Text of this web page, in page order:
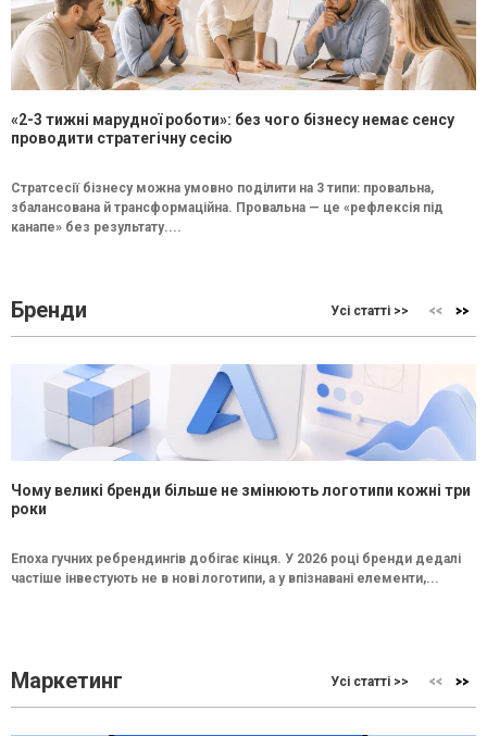
«2-3 тижні марудної роботи»: без чого бізнесу немає сенсу
проводити стратегічну сесію
Стратсесії бізнесу можна умовно поділити на 3 типи: провальна,
збалансована й трансформаційна. Провальна — це «рефлексія під
канапе» без результату....
Бренди Усі статті >>
Чому великі бренди більше не змінюють логотипи кожні три
роки
Епоха гучних ребрендингів добігає кінця. У 2026 році бренди дедалі
частіше інвестують не в нові логотипи, а у впізнавані елементи,...
Маркетинг Усі статті >>